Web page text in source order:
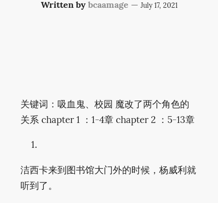
Written bybcaamage — July 17, 2021
关键词：吸血鬼、校园 魔改了两个角色的
关系 chapter 1 ：1-4章 chapter 2 ：5-13章
洁西卡来到图书馆大门外的时候，杨威利就
听到了。